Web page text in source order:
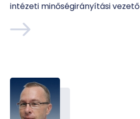
intézeti minőségirányítási vezető